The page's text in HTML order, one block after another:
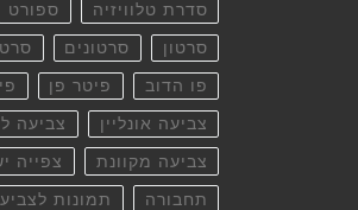
סדרת טלוויזיה ספורט
סרטון סרטונים
פו הדוב פיטר פן
צביעה אונליין צביעה
צביעה מקוונת צפייה
תחבורה תמונות